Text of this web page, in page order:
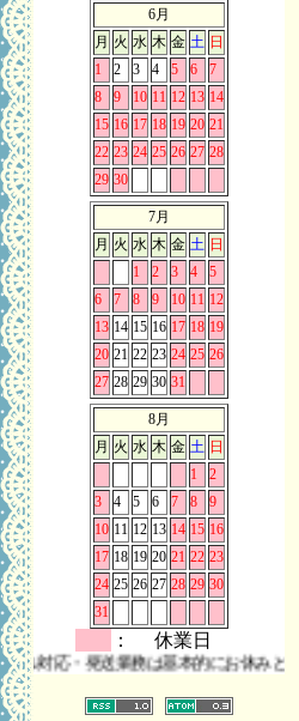
6月
月 火 水 木 金 土 日
1
2 3 4 5 6
7
8
9 10 11 12 13 14
15 16 17 18 19 20 21
22 23 24 25 26 27 28
29 30
7月
月 火 水 木 金 土 日
1
2 3 4
5
6
7 8 9 10 11 12
13 14 15 16 17 18 19
20 21 22 23 24 25 26
27 28 29 30 31
8月
月 火 水 木 金 土 日
1
2
3
4 5 6 7 8
9
10 11 12 13 14 15 16
17 18 19 20 21 22 23
24 25 26 27 28 29 30
31
： 休業日
発送業務は基本的にお休みとさせて